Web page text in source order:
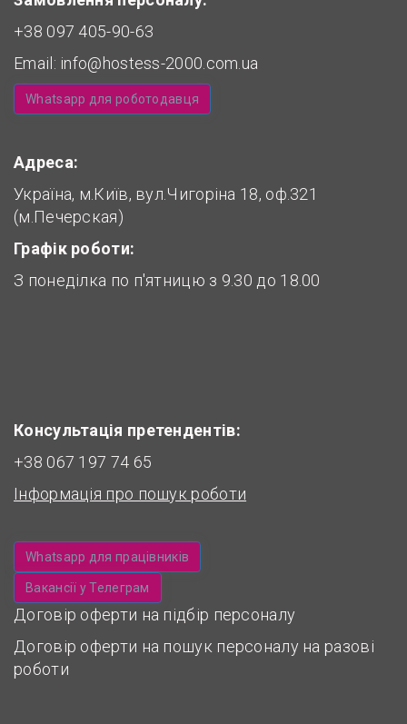
+38 097 405-90-63
Email: info@hostess-2000.com.ua
Whatsapp для роботодавця
Адреса:
Україна, м.Київ, вул.Чигоріна 18, оф.321
(м.Печерская)
Графік роботи:
З понеділка по п'ятницю з 9.30 до 18.00
Консультація претендентів:
+38 067 197 74 65
Інформація про пошук роботи
Whatsapp для працівників
Вакансії у Телеграм
Договір оферти на підбір персоналу
Договір оферти на пошук персоналу на разові
роботи